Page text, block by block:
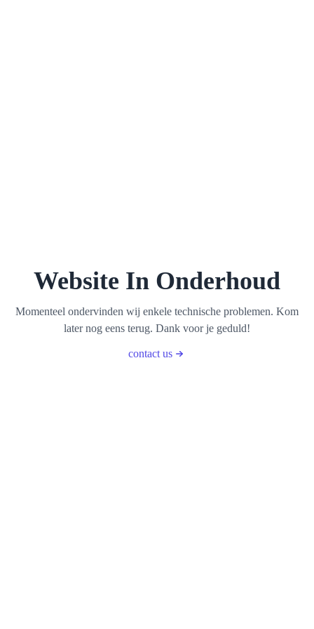
Website In Onderhoud
Momenteel ondervinden wij enkele technische problemen. Kom
later nog eens terug. Dank voor je geduld!
contact us